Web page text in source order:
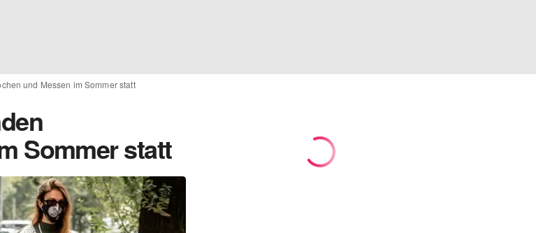
und Messen im Sommer statt
Sommer statt